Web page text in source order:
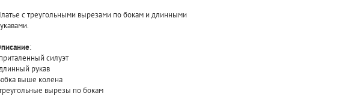
с треугольными вырезами по бокам и длинными
:
силуэт
рукав
выше колена
вырезы по бокам